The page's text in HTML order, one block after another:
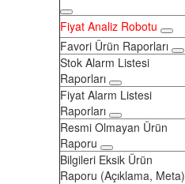
Fiyat Analiz Robotu
Favori Ürün Raporları
Stok Alarm Listesi
Raporları
Fiyat Alarm Listesi
Raporları
Resmi Olmayan Ürün
Raporu
Bilgileri Eksik Ürün
Raporu (Açıklama, Meta)